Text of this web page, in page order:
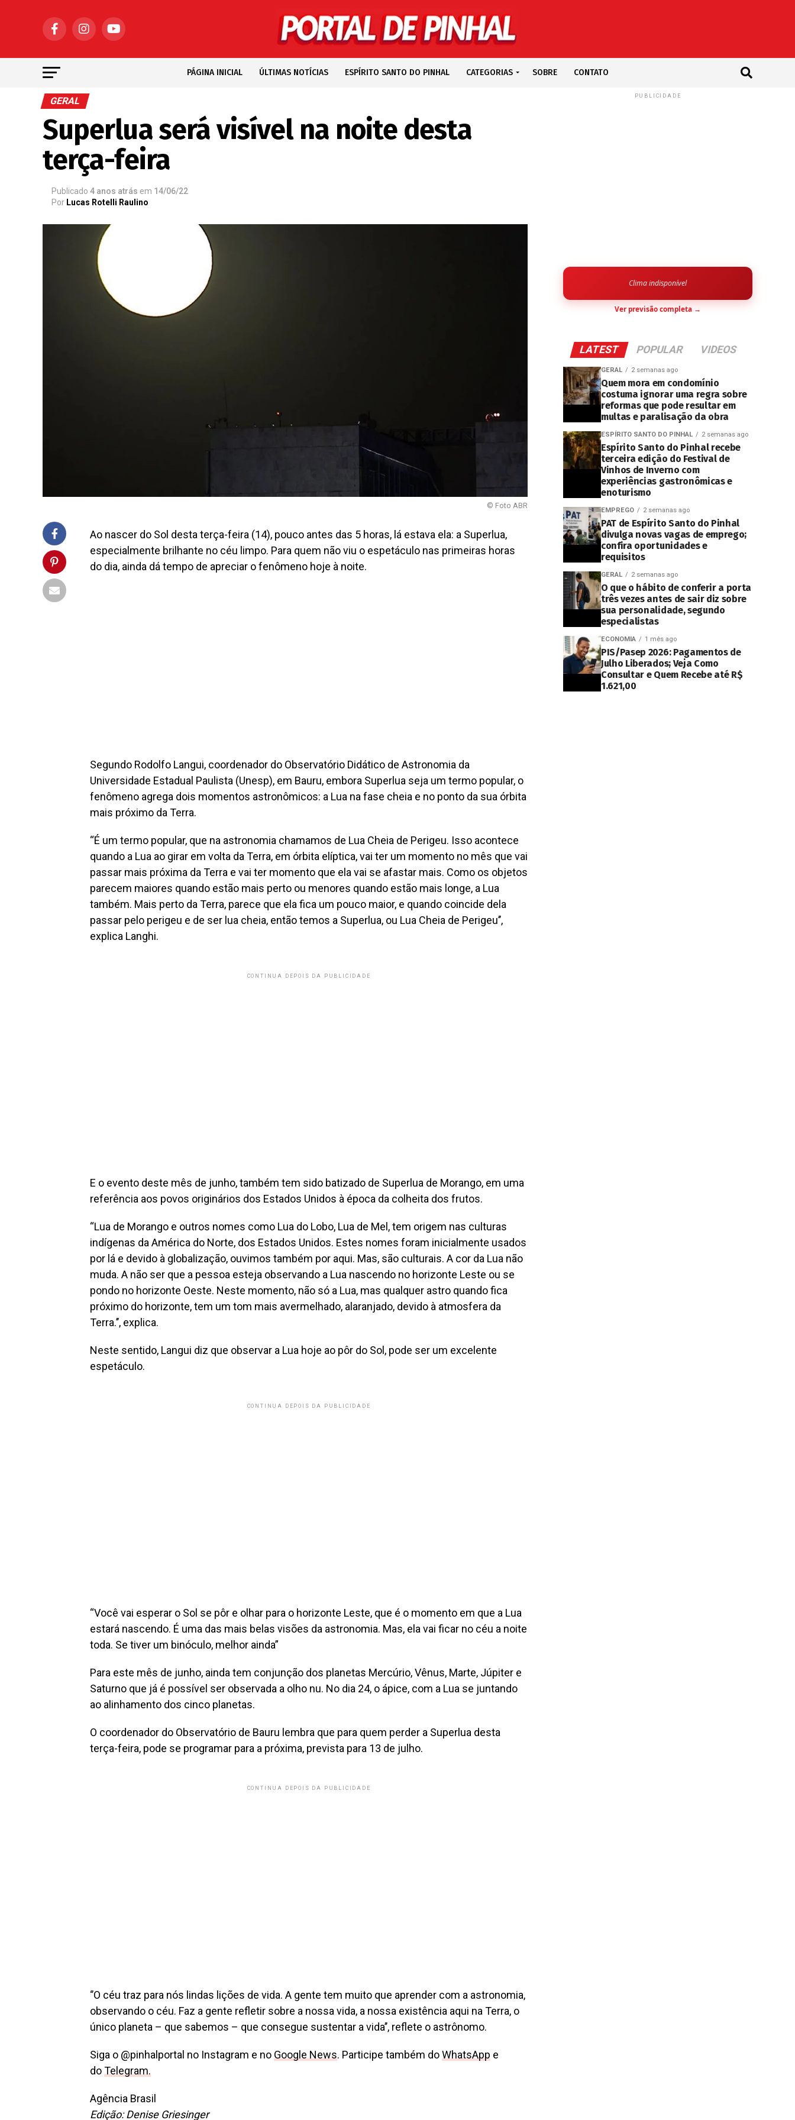
PÁGINA INICIAL ÚLTIMAS NOTÍCIAS ESPÍRITO SANTO DO PINHAL CATEGORIAS SOBRE CONTATO
GERAL
Superlua será visível na noite desta
terça-feira
Publicado 4 anos atrás em 14/06/22
Por Lucas Rotelli Raulino
© Foto ABR
Ao nascer do Sol desta terça-feira (14), pouco antes das 5 horas, lá estava ela: a Superlua,
especialmente brilhante no céu limpo. Para quem não viu o espetáculo nas primeiras horas
do dia, ainda dá tempo de apreciar o fenômeno hoje à noite.
Segundo Rodolfo Langui, coordenador do Observatório Didático de Astronomia da
Universidade Estadual Paulista (Unesp), em Bauru, embora Superlua seja um termo popular, o
fenômeno agrega dois momentos astronômicos: a Lua na fase cheia e no ponto da sua órbita
mais próximo da Terra.
“É um termo popular, que na astronomia chamamos de Lua Cheia de Perigeu. Isso acontece
quando a Lua ao girar em volta da Terra, em órbita elíptica, vai ter um momento no mês que vai
passar mais próxima da Terra e vai ter momento que ela vai se afastar mais. Como os objetos
parecem maiores quando estão mais perto ou menores quando estão mais longe, a Lua
também. Mais perto da Terra, parece que ela fica um pouco maior, e quando coincide dela
passar pelo perigeu e de ser lua cheia, então temos a Superlua, ou Lua Cheia de Perigeu’’,
explica Langhi.
CONTINUA DEPOIS DA PUBLICIDADE
E o evento deste mês de junho, também tem sido batizado de Superlua de Morango, em uma
referência aos povos originários dos Estados Unidos à época da colheita dos frutos.
“Lua de Morango e outros nomes como Lua do Lobo, Lua de Mel, tem origem nas culturas
indígenas da América do Norte, dos Estados Unidos. Estes nomes foram inicialmente usados
por lá e devido à globalização, ouvimos também por aqui. Mas, são culturais. A cor da Lua não
muda. A não ser que a pessoa esteja observando a Lua nascendo no horizonte Leste ou se
pondo no horizonte Oeste. Neste momento, não só a Lua, mas qualquer astro quando fica
próximo do horizonte, tem um tom mais avermelhado, alaranjado, devido à atmosfera da
Terra.’’, explica.
Neste sentido, Langui diz que observar a Lua hoje ao pôr do Sol, pode ser um excelente
espetáculo.
CONTINUA DEPOIS DA PUBLICIDADE
“Você vai esperar o Sol se pôr e olhar para o horizonte Leste, que é o momento em que a Lua
estará nascendo. É uma das mais belas visões da astronomia. Mas, ela vai ficar no céu a noite
toda. Se tiver um binóculo, melhor ainda”
Para este mês de junho, ainda tem conjunção dos planetas Mercúrio, Vênus, Marte, Júpiter e
Saturno que já é possível ser observada a olho nu. No dia 24, o ápice, com a Lua se juntando
ao alinhamento dos cinco planetas.
O coordenador do Observatório de Bauru lembra que para quem perder a Superlua desta
terça-feira, pode se programar para a próxima, prevista para 13 de julho.
CONTINUA DEPOIS DA PUBLICIDADE
‘’O céu traz para nós lindas lições de vida. A gente tem muito que aprender com a astronomia,
observando o céu. Faz a gente refletir sobre a nossa vida, a nossa existência aqui na Terra, o
único planeta – que sabemos – que consegue sustentar a vida’’, reflete o astrônomo.
Siga o @pinhalportal no Instagram e no Google News. Participe também doWhatsApp e
doTelegram.
Agência Brasil
Edição: Denise Griesinger
PUBLICIDADE
Clima indisponível
Ver previsão completa →
LATEST POPULAR VIDEOS
GERAL 2 semanas ago
Quem mora em condomínio
costuma ignorar uma regra sobre
reformas que pode resultar em
multas e paralisação da obra
ESPÍRITO SANTO DO PINHAL 2 semanas ago
Espírito Santo do Pinhal recebe
terceira edição do Festival de
Vinhos de Inverno com
experiências gastronômicas e
enoturismo
EMPREGO 2 semanas ago
PAT de Espírito Santo do Pinhal
divulga novas vagas de emprego;
confira oportunidades e
requisitos
GERAL 2 semanas ago
O que o hábito de conferir a porta
três vezes antes de sair diz sobre
sua personalidade, segundo
especialistas
ECONOMIA 1 mês ago
PIS/Pasep 2026: Pagamentos de
Julho Liberados; Veja Como
Consultar e Quem Recebe até R$
1.621,00